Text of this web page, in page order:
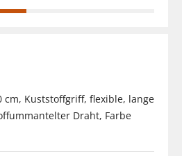
Kuststoffgriff, flexible, lange
Draht, Farbe